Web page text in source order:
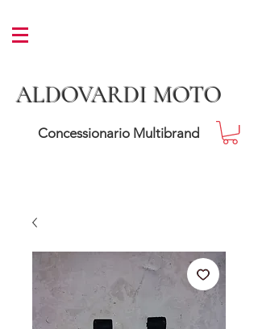
ALDOVARDI MOTO
Concessionario Multibrand